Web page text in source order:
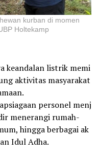
kurban di momen
Holtekamp
keandalan listrik memi
aktivitas masyarakat
personel menj
menerangi rumah-
hingga berbagai ak
Idul Adha.